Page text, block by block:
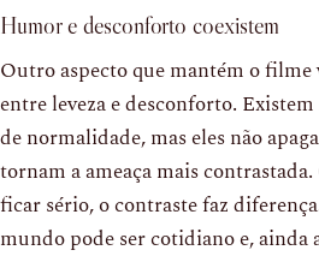
Humor e desconforto coexistem
Outro aspecto que mantém o filme
entre leveza e desconforto.
de normalidade, mas eles não
tornam a ameaça mais
ficar sério, o contraste faz
mundo pode ser cotidiano e, ainda